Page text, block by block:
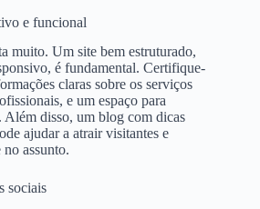
e funcional
muito. Um site bem estruturado,
é fundamental. Certifique-
claras sobre os serviços
e um espaço para
Além disso, um blog com dicas
ajudar a atrair visitantes e
no assunto.
sociais